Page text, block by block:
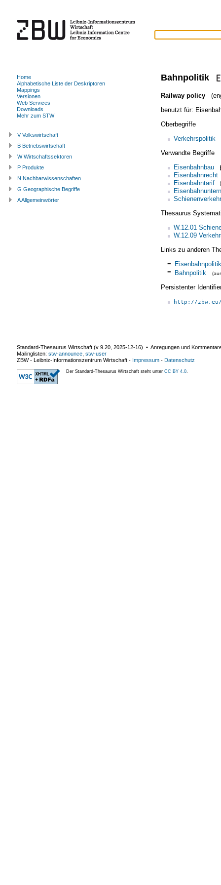
Bahnpolitik
Railway policy
benutzt für:
Oberbegriffe
Verkehrspolitik
Verwandte Begriffe
Eisenbahnbau
Eisenbahnrecht
Eisenbahntarif
Schienenverkehr
Thesaurus
W.12.01
W.12.09
Links zu anderen
= Eisenbahnpolitik
= Bahnpolitik
Persistenter
http://
Home
Alphabetische Liste der Deskriptoren
Mappings
Versionen
Web Services
Downloads
Mehr zum STW
V Volkswirtschaft
B Betriebswirtschaft
W Wirtschaftssektoren
P Produkte
N Nachbarwissenschaften
G Geographische Begriffe
A Allgemeinwörter
Standard-Thesaurus Wirtschaft (v 9.20 2025-12-16) ▪ Anregungen und
Mailinglisten: stw-announce stw-user
ZBW - Leibniz-Informationszentrum Wirtschaft - Impressum - Datenschutz
Der Standard-Thesaurus Wirtschaft steht unter CC BY 4.0